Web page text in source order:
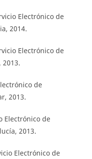
Electrónico de
2014.
Electrónico de
2013.
de
2013.
Electrónico de
2013.
Electrónico de